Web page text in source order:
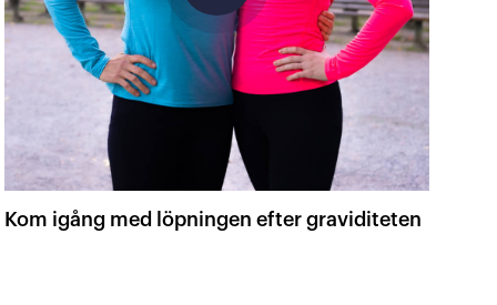
Kom igång med löpningen efter graviditeten